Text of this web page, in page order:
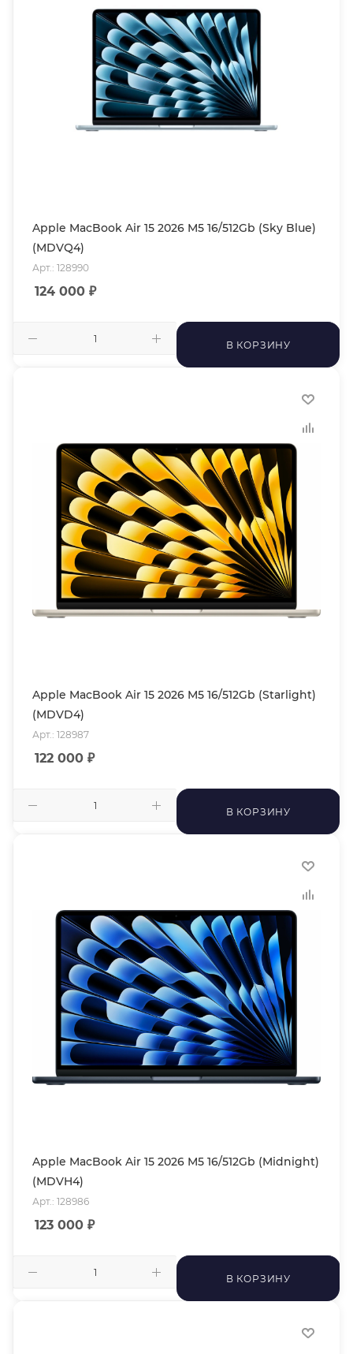
Apple MacBook Air 15 2026 M5 16/512Gb (Sky Blue)
(MDVQ4)
Арт.: 128990
124 000 ₽
В КОРЗИНУ
Apple MacBook Air 15 2026 M5 16/512Gb (Starlight)
(MDVD4)
Арт.: 128987
122 000 ₽
В КОРЗИНУ
Apple MacBook Air 15 2026 M5 16/512Gb (Midnight)
(MDVH4)
Арт.: 128986
123 000 ₽
В КОРЗИНУ